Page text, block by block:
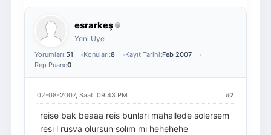
esrarkeş
Yeni Üye
Yorumları:51 Konuları:8 Kayıt Tarihi:Feb 2007
Rep Puanı:0
#7
02-08-2007, Saat: 09:43 PM
reise bak beaaa reis bunları mahallede solersem
resı l rusva olursun solım mı hehehehe